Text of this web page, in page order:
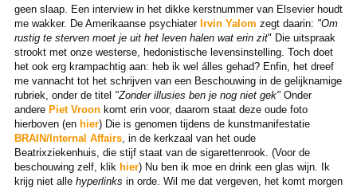
geen slaap. Een interview in het dikke kerstnummer van Elsevier houdt
me wakker. De Amerikaanse psychiater Irvin Yalom zegt daarin: "Om
rustig te sterven moet je uit het leven halen wat erin zit" Die uitspraak
strookt met onze westerse, hedonistische levensinstelling. Toch doet
het ook erg krampachtig aan: heb ik wel álles gehad? Enfin, het dreef
me vannacht tot het schrijven van een Beschouwing in de gelijknamige
rubriek, onder de titel "Zonder illusies ben je nog niet gek"Onder
andere Piet Vroonkomt erin voor, daarom staat deze oude foto
hierboven (en hier) Die is genomen tijdens de kunstmanifestatie
BRAIN/Internal Affairs, in de kerkzaal van het oude
Beatrixziekenhuis, die stijf staat van de sigarettenrook. (Voor de
beschouwing zelf, klik hier) Nu ben ik moe en drink een glas wijn. Ik
krijg niet alle hyperlinks in orde. Wil me dat vergeven, het komt morgen